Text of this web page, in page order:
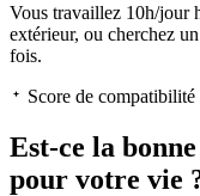
Vous travaillez 10h/jour
extérieur, ou cherchez
fois.
Score de compatibilité
Est-ce la
pour votre vie